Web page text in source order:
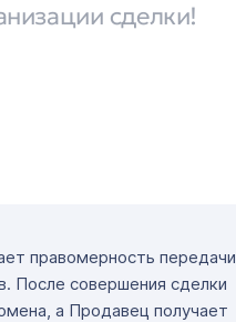
сделки!
правомерность передачи
После совершения сделки
а Продавец получает